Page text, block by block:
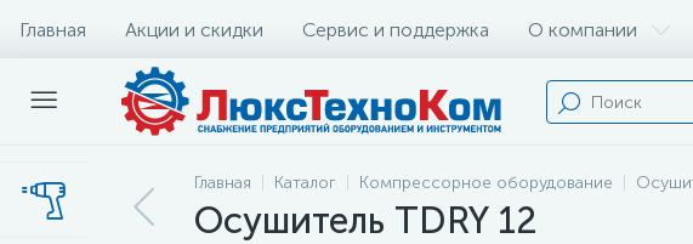
Главная Акции и скидки Сервис и поддержка О компании
Главная Каталог Компрессорное оборудование
Осушитель ТDRY 12